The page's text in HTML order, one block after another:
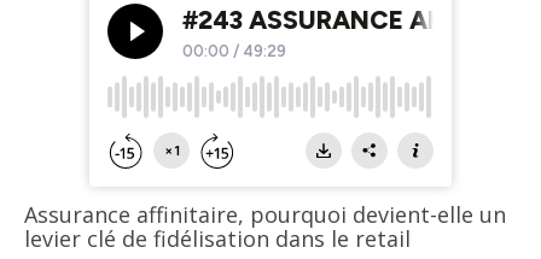
Assurance affinitaire, pourquoi devient-elle un
levier clé de fidélisation dans le retail